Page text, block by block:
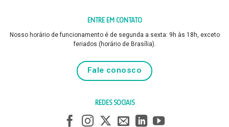
ENTRE EM CONTATO
Nosso horário de funcionamento é de segunda a sexta: 9h às 18h, exceto
feriados (horário de Brasília).
Fale conosco
REDES SOCIAIS